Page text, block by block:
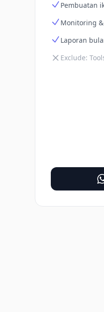
Pembuatan
Monitoring
Laporan
Exclude: